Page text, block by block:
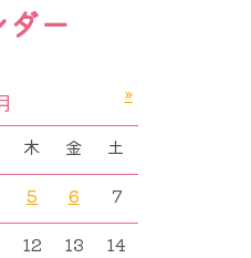
ー
»
木 金
土
5 6
7
12 13
14